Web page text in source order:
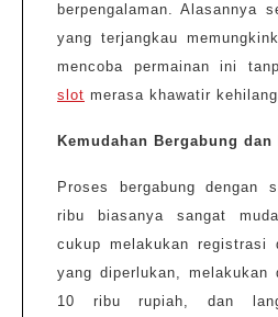
berpengalaman. Alasannya
yang terjangkau
mencoba permainan ini
slot merasa khawatir
Kemudahan Bergabung
Proses bergabung dengan
ribu biasanya sangat
cukup melakukan registrasi
yang diperlukan, melakukan
10 ribu rupiah, dan